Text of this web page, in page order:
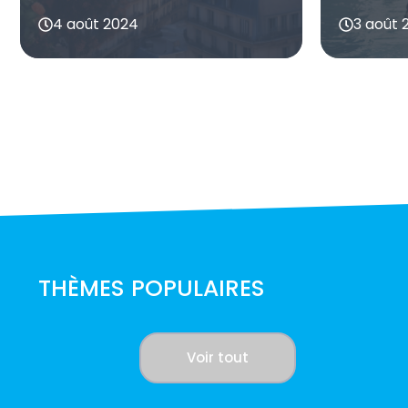
4 août 2024 3 août
THÈMES POPULAIRES
Voir tout